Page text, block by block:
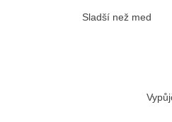
Sladší než med